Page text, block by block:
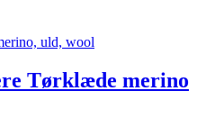
Tørklæde merino